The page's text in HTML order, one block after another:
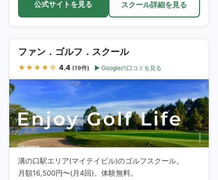
公式サイトを見る スクール詳細を見る
ファン．ゴルフ．スクール
★★★★☆ 4.4 (19件) Googleの口コミを見る
溝の口駅エリア(マイテイビル)のゴルフスクール。
月額16,500円〜(月4回)。体験無料。